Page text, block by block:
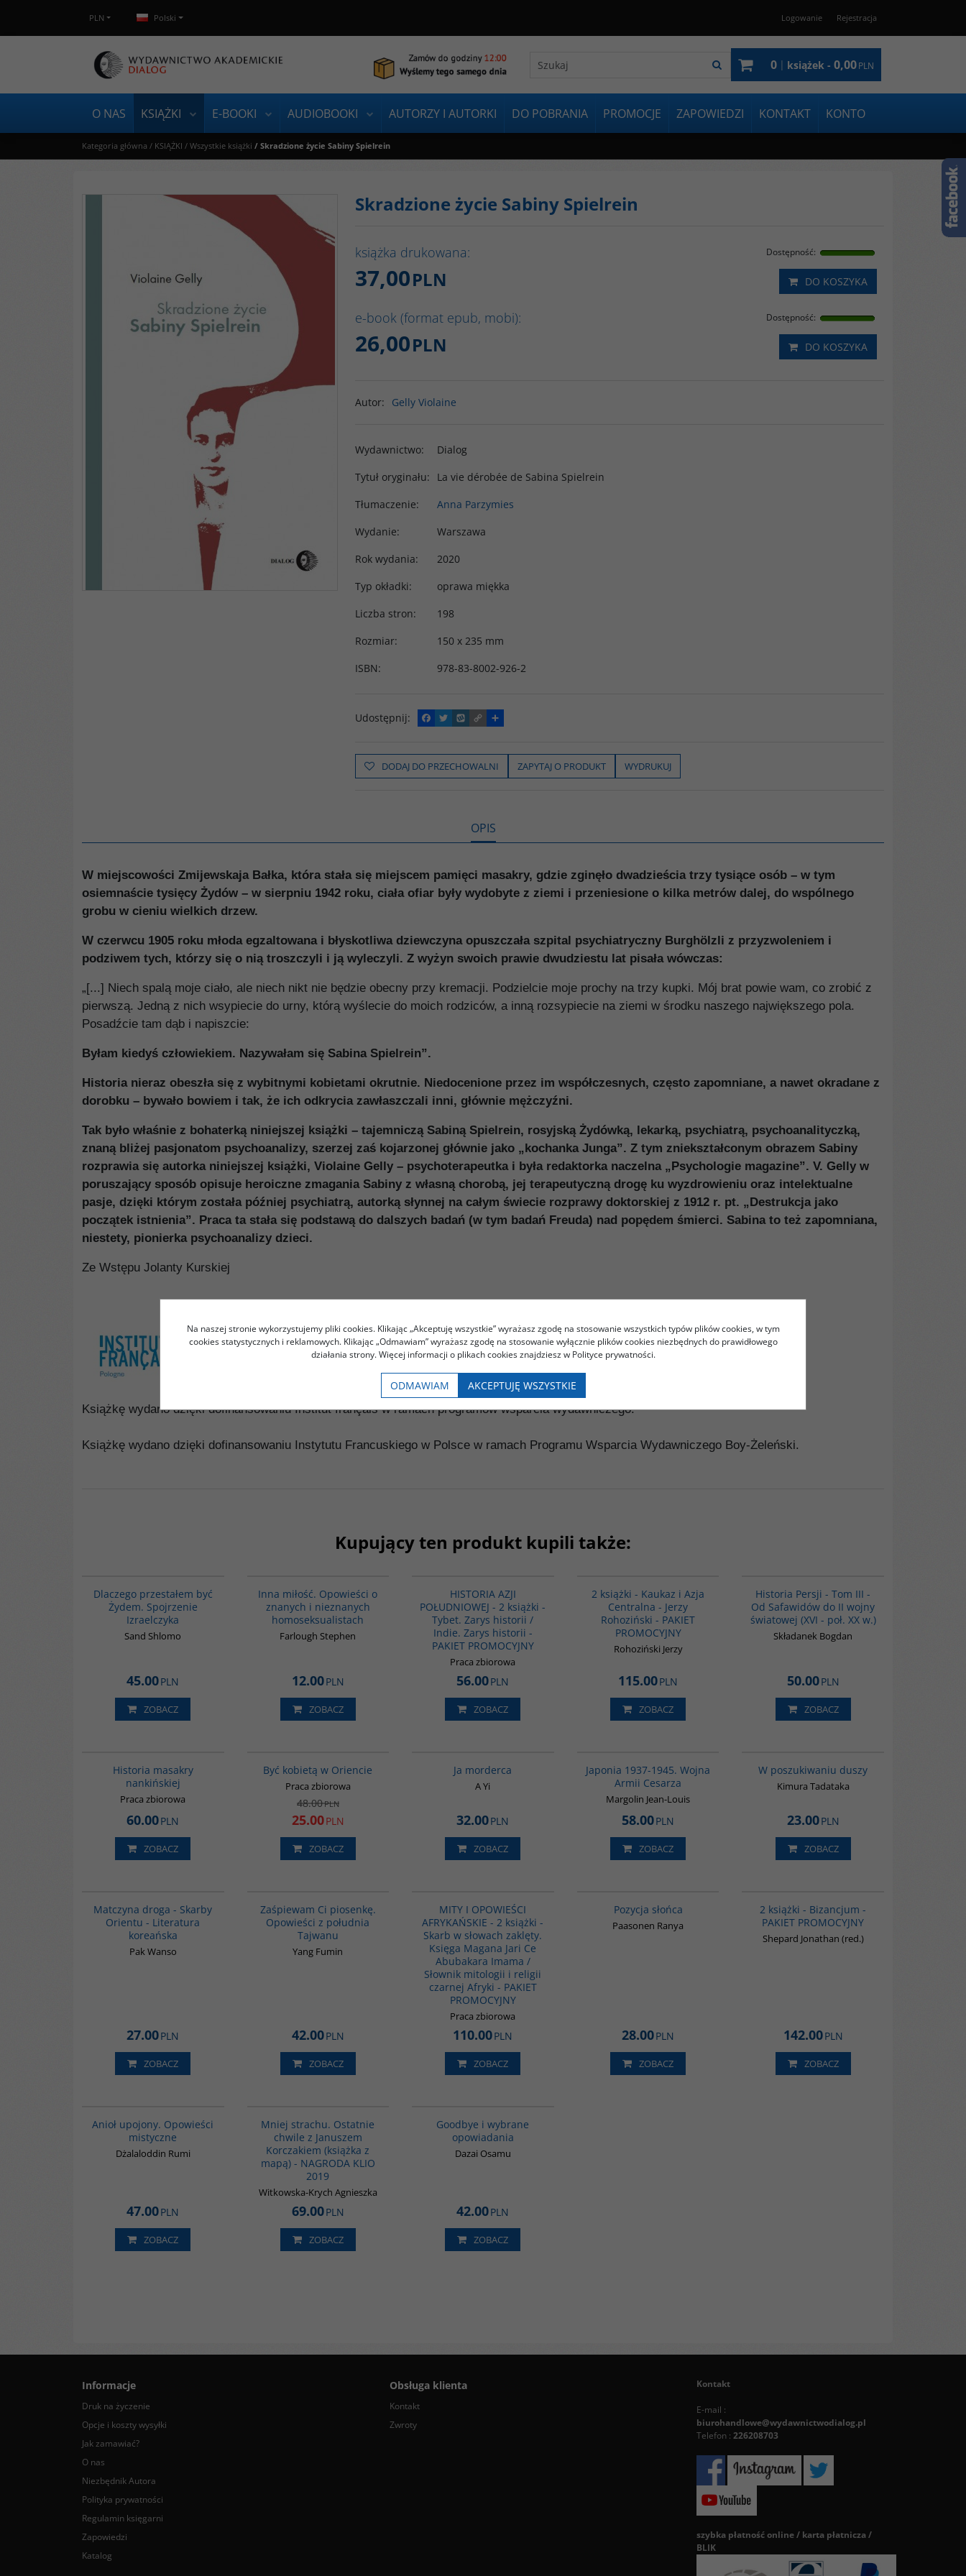
PLN Polski Logowanie Rejestracja
0 | książek - 0,00PLN
O NAS KSIĄŻKI E-BOOKI AUDIOBOOKI AUTORZY I AUTORKI DO POBRANIA PROMOCJE ZAPOWIEDZI KONTAKT KONTO
Kategoria główna / KSIĄŻKI / Wszystkie książki / Skradzione życie Sabiny Spielrein
Skradzione życie Sabiny Spielrein
książka drukowana: Dostępność:
37,00PLN DO KOSZYKA
e-book (format epub, mobi): Dostępność:
26,00PLN DO KOSZYKA
Autor: Gelly Violaine
Wydawnictwo:
Dialog
Tytuł oryginału:
La vie dérobée de Sabina Spielrein
Tłumaczenie:
Anna Parzymies
Wydanie:
Warszawa
Rok wydania:
2020
Typ okładki:
oprawa miękka
Liczba stron:
198
Rozmiar:
150 x 235 mm
ISBN: 978-83-8002-926-2
Udostępnij:
F
a
e
b
o
T
w
t
t
e
W
y
o
p
C
o
y
L
i
P
o
z
i
e
ę
DODAJ DO PRZECHOWALNI ZAPYTAJ O PRODUKT WYDRUKUJ
OPIS
W miejscowości Zmijewskaja Bałka, która stała się miejscem pamięci masakry, gdzie zginęło dwadzieścia trzy tysiące osób – w tym
osiemnaście tysięcy Żydów – w sierpniu 1942 roku, ciała ofiar były wydobyte z ziemi i przeniesione o kilka metrów dalej, do wspólnego
grobu w cieniu wielkich drzew.
W czerwcu 1905 roku młoda egzaltowana i błyskotliwa dziewczyna opuszczała szpital psychiatryczny Burghölzli z przyzwoleniem i
podziwem tych, którzy się o nią troszczyli i ją wyleczyli. Z wyżyn swoich prawie dwudziestu lat pisała wówczas:
„[...] Niech spalą moje ciało, ale niech nikt nie będzie obecny przy kremacji. Podzielcie moje prochy na trzy kupki. Mój brat powie wam, co zrobić z
pierwszą. Jedną z nich wsypiecie do urny, którą wyślecie do moich rodziców, a inną rozsypiecie na ziemi w środku naszego największego pola.
Posadźcie tam dąb i napiszcie:
Byłam kiedyś człowiekiem. Nazywałam się Sabina Spielrein”.
Historia nieraz obeszła się z wybitnymi kobietami okrutnie. Niedocenione przez im współczesnych, często zapomniane, a nawet okradane z
dorobku – bywało bowiem i tak, że ich odkrycia zawłaszczali inni, głównie mężczyźni.
Tak było właśnie z bohaterką niniejszej książki – tajemniczą Sabiną Spielrein, rosyjską Żydówką, lekarką, psychiatrą, psychoanalityczką,
znaną bliżej pasjonatom psychoanalizy, szerzej zaś kojarzonej głównie jako „kochanka Junga”. Z tym zniekształconym obrazem Sabiny
rozprawia się autorka niniejszej książki, Violaine Gelly – psychoterapeutka i była redaktorka naczelna „Psychologie magazine”. V. Gelly w
poruszający sposób opisuje heroiczne zmagania Sabiny z własną chorobą, jej terapeutyczną drogę ku wyzdrowieniu oraz intelektualne
pasje, dzięki którym została później psychiatrą, autorką słynnej na całym świecie rozprawy doktorskiej z 1912 r. pt. „Destrukcja jako
początek istnienia”. Praca ta stała się podstawą do dalszych badań (w tym badań Freuda) nad popędem śmierci. Sabina to też zapomniana,
niestety, pionierka psychoanalizy dzieci.
Ze Wstępu Jolanty Kurskiej
Książkę wydano dzięki dofinansowaniu Institut français w ramach programów wsparcia wydawniczego.
Książkę wydano dzięki dofinansowaniu Instytutu Francuskiego w Polsce w ramach Programu Wsparcia Wydawniczego Boy-Żeleński.
Kupujący ten produkt kupili także:
Dlaczego przestałem być
Żydem. Spojrzenie
Izraelczyka
Sand Shlomo
45.00PLN
ZOBACZ
Inna miłość. Opowieści o
znanych i nieznanych
homoseksualistach
Farlough Stephen
12.00PLN
ZOBACZ
HISTORIA AZJI
POŁUDNIOWEJ - 2 książki -
Tybet. Zarys historii /
Indie. Zarys historii -
PAKIET PROMOCYJNY
Praca zbiorowa
56.00PLN
ZOBACZ
2 książki - Kaukaz i Azja
Centralna - Jerzy
Rohoziński - PAKIET
PROMOCYJNY
Rohoziński Jerzy
115.00PLN
ZOBACZ
Historia Persji - Tom III -
Od Safawidów do II wojny
światowej (XVI - poł. XX w.)
Składanek Bogdan
50.00PLN
ZOBACZ
Historia masakry
nankińskiej
Praca zbiorowa
60.00PLN
ZOBACZ
Być kobietą w Oriencie
Praca zbiorowa
48.00PLN
25.00PLN
ZOBACZ
Ja morderca
A Yi
32.00PLN
ZOBACZ
Japonia 1937-1945. Wojna
Armii Cesarza
Margolin Jean-Louis
58.00PLN
ZOBACZ
W poszukiwaniu duszy
Kimura Tadataka
23.00PLN
ZOBACZ
Matczyna droga - Skarby
Orientu - Literatura
koreańska
Pak Wanso
27.00PLN
ZOBACZ
Zaśpiewam Ci piosenkę.
Opowieści z południa
Tajwanu
Yang Fumin
42.00PLN
ZOBACZ
MITY I OPOWIEŚCI
AFRYKAŃSKIE - 2 książki -
Skarb w słowach zaklęty.
Księga Magana Jari Ce
Abubakara Imama /
Słownik mitologii i religii
czarnej Afryki - PAKIET
PROMOCYJNY
Praca zbiorowa
110.00PLN
ZOBACZ
Pozycja słońca
Paasonen Ranya
28.00PLN
ZOBACZ
2 książki - Bizancjum -
PAKIET PROMOCYJNY
Shepard Jonathan (red.)
142.00PLN
ZOBACZ
Anioł upojony. Opowieści
mistyczne
Dżalaloddin Rumi
47.00PLN
ZOBACZ
Mniej strachu. Ostatnie
chwile z Januszem
Korczakiem (książka z
mapą) - NAGRODA KLIO
2019
Witkowska-Krych Agnieszka
69.00PLN
ZOBACZ
Goodbye i wybrane
opowiadania
Dazai Osamu
42.00PLN
ZOBACZ
Informacje
Druk na życzenie
Opcje i koszty wysyłki
Jak zamawiać?
O nas
Niezbędnik Autora
Polityka prywatności
Regulamin księgarni
Zapowiedzi
Katalog
Obsługa klienta
Kontakt
Zwroty
Kontakt
E-mail :
biurohandlowe@wydawnictwodialog.pl
Telefon : 226208703
szybka płatność online / karta płatnicza /
BLIK
Na naszej stronie wykorzystujemy pliki cookies. Klikając „Akceptuję wszystkie” wyrażasz zgodę na stosowanie wszystkich typów plików cookies, w tym
cookies statystycznych i reklamowych. Klikając „Odmawiam” wyrażasz zgodę na stosowanie wyłącznie plików cookies niezbędnych do prawidłowego
działania strony. Więcej informacji o plikach cookies znajdziesz w Polityce prywatności.
ODMAWIAM AKCEPTUJĘ WSZYSTKIE